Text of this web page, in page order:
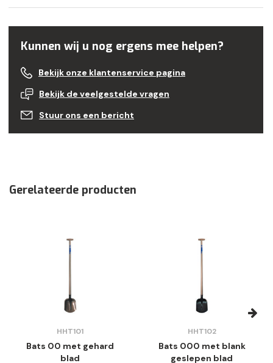
Kunnen wij u nog ergens mee helpen?
Bekijk onze klantenservice pagina
Bekijk de veelgestelde vragen
Stuur ons een bericht
Gerelateerde producten
HHT101
Bats 00 met gehard
blad
HHT102
Bats 000 met blank
geslepen blad